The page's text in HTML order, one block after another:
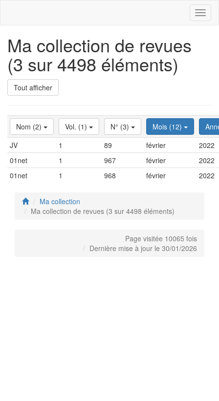
Ma collection de revues
(3 sur 4498 éléments)
Tout afficher
Nom (2) Vol. (1) N° (3) Mois (12)
JV
1 89 février
2022
01net
1 967 février
2022
01net
1 968 février 2022
Ma collection
Ma collection de revues (3 sur 4498 éléments)
Page visitée 10065 fois
Dernière mise à jour le 30/01/2026